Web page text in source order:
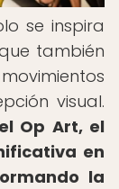
se inspira
también
visual.
Op Art, el
en
la